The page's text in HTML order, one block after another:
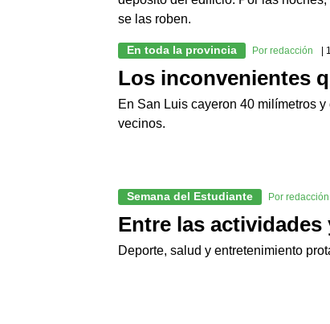
se las roben.
En toda la provincia Por redacción
Los inconvenientes
En San Luis cayeron 40 milímetros
vecinos.
Semana del Estudiante Por redacción
Entre las
Deporte, salud y entretenimiento